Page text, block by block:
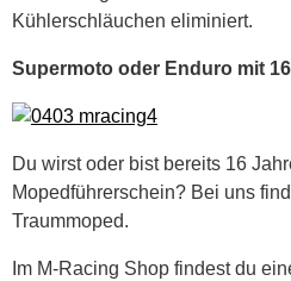
Kühlerschläuchen eliminiert.
Supermoto oder Enduro mit
Du wirst oder bist bereits 16
Mopedführerschein? Bei uns
Traummoped.
Im M-Racing Shop findest du